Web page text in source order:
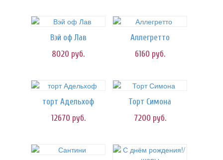
Вэй оф Лав
8020 руб.
Аллегретто
6160 руб.
торт Адельхоф
12670 руб.
Торт Симона
7200 руб.